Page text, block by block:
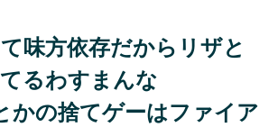
味方依存だからリザと
るわすまんな
かの捨てゲーはファイア